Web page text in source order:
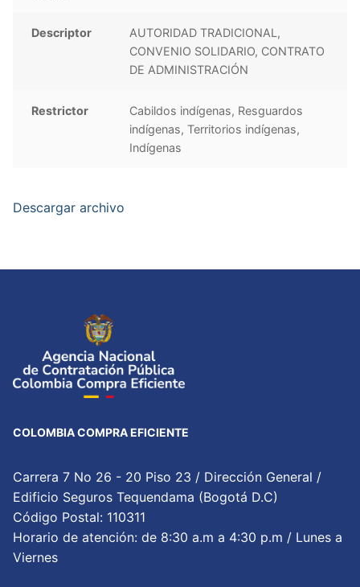
Descriptor
AUTORIDAD TRADICIONAL,
CONVENIO SOLIDARIO, CONTRATO
DE ADMINISTRACIÓN
Restrictor
Cabildos indígenas, Resguardos
indígenas, Territorios indígenas,
Indígenas
Descargar archivo
COLOMBIA COMPRA EFICIENTE
Carrera 7 No 26 - 20 Piso 23 / Dirección General /
Edificio Seguros Tequendama (Bogotá D.C)
Código Postal: 110311
Horario de atención: de 8:30 a.m a 4:30 p.m / Lunes a
Viernes